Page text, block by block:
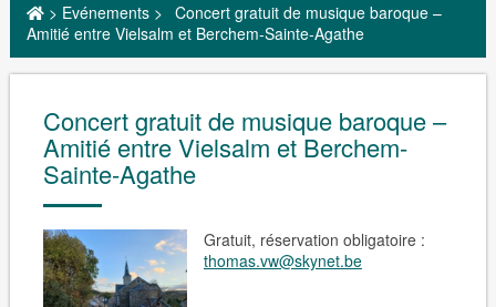
> Evénements> Concert gratuit de musique baroque –
Amitié entre Vielsalm et Berchem-Sainte-Agathe
Concert gratuit de musique baroque –
Amitié entre Vielsalm et Berchem-
Sainte-Agathe
Gratuit, réservation obligatoire :
thomas.vw@skynet.be